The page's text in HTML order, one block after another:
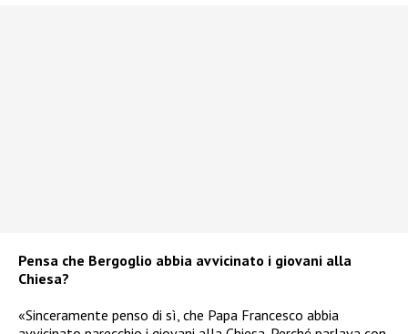
Pensa che Bergoglio abbia avvicinato i giovani alla
Chiesa?
«Sinceramente penso di sì, che Papa Francesco abbia